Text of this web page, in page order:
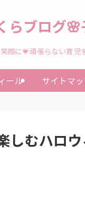
らブログ
顔に💗頑張らない育児
ール サイトマ
しむハロ